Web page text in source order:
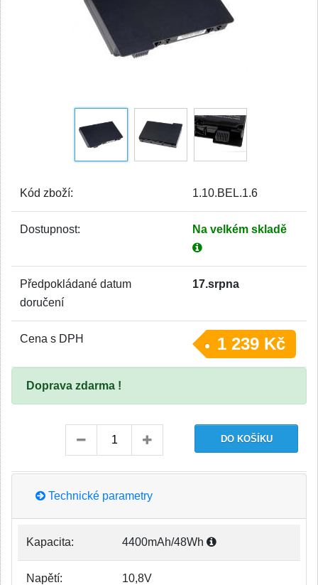
Kód zboží: 1.10.BEL.1.6
Dostupnost: Na velkém skladě
Předpokládané datum
doručení
17.srpna
Cena s DPH 1 239 Kč
Doprava zdarma !
Technické parametry
Kapacita: 4400mAh/48Wh
Napětí: 10,8V